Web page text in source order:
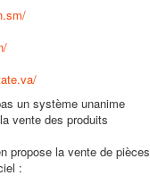
un système unanime
vente des produits
propose la vente de pièces
: